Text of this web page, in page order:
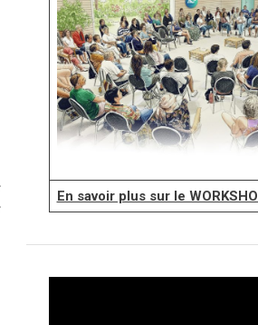
En savoir plus sur le